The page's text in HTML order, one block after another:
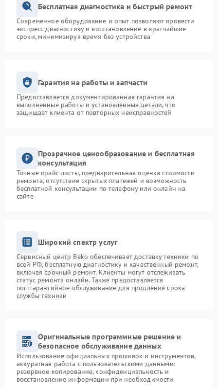
Бесплатная диагностика и быстрый ремонт
Современное оборудование и опыт позволяют провести
экспресс-диагностику и восстановление в кратчайшие
сроки, минимизируя время без устройства
Гарантия на работы и запчасти
Предоставляется документированная гарантия на
выполненные работы и установленные детали, что
защищает клиента от повторных неисправностей
Прозрачное ценообразование и бесплатная
консультация
Точные прайс-листы, предварительная оценка стоимости
ремонта, отсутствие скрытых платежей и возможность
бесплатной консультации по телефону или онлайн на
сайте
Широкий спектр услуг
Сервисный центр Beko обеспечивает доставку техники по
всей РФ, бесплатную диагностику и качественный ремонт,
включая срочный ремонт. Клиенты могут отслеживать
статус ремонта онлайн. Также предоставляется
постгарантийное обслуживание для продления срока
службы техники
Оригинальные программные решение и
безопасное обслуживание данных
Использование официальных прошивок и инструментов,
аккуратная работа с пользовательскими данными:
резервное копирование, конфиденциальность и
восстановление информации при необходимости